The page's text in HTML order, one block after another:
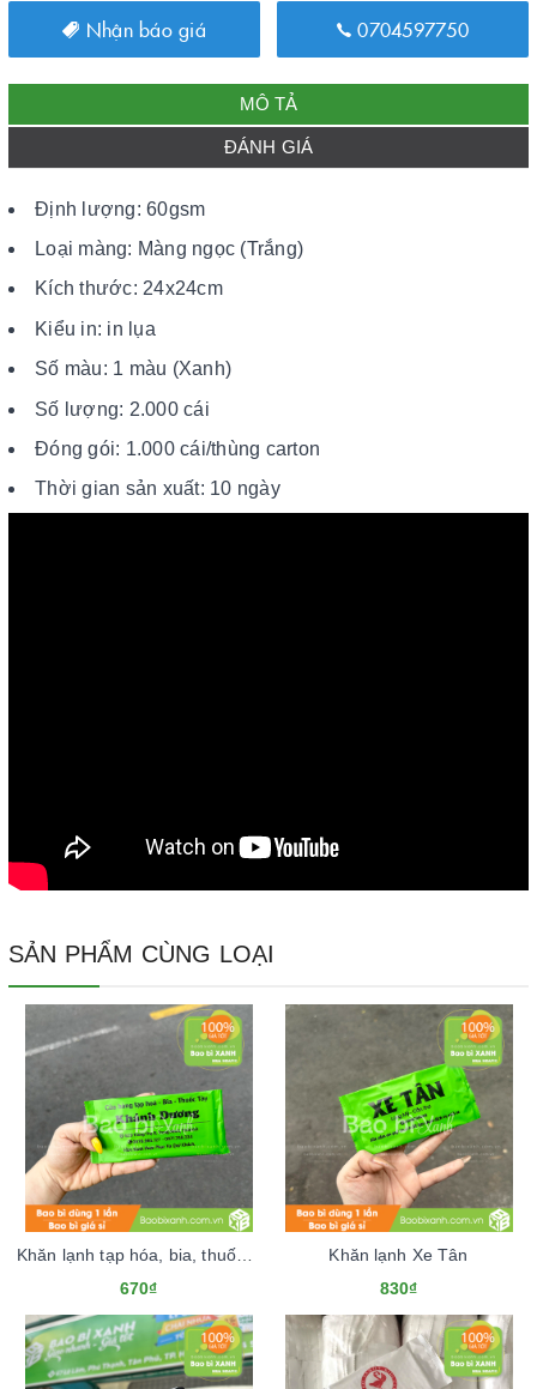
Nhận báo giá 0704597750
MÔ TẢ
ĐÁNH GIÁ
Định lượng: 60gsm
Loại màng: Màng ngọc (Trắng)
Kích thước: 24x24cm
Kiểu in: in lụa
Số màu: 1 màu (Xanh)
Số lượng: 2.000 cái
Đóng gói: 1.000 cái/thùng carton
Thời gian sản xuất: 10 ngày
SẢN PHẨM CÙNG LOẠI
Khăn lạnh tạp hóa, bia, thuốc tây Khánh Dương
670₫
Khăn lạnh Xe Tân
830₫